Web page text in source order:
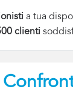
a tua
clienti